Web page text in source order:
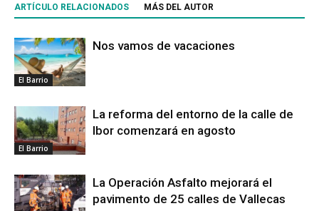
ARTÍCULO RELACIONADOS MÁS DEL AUTOR
El Barrio
Nos vamos de vacaciones
El Barrio
La reforma del entorno de la calle de
Ibor comenzará en agosto
La Operación Asfalto mejorará el
pavimento de 25 calles de Vallecas